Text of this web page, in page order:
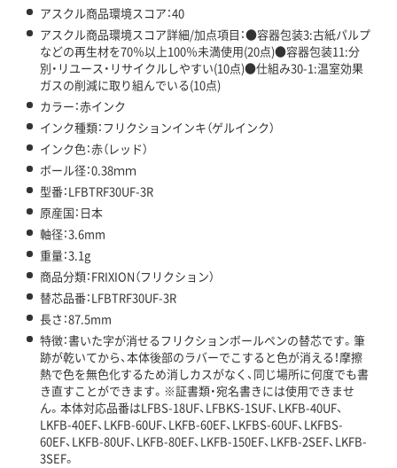
アスクル商品環境スコア：40
アスクル商品環境スコア詳細/加点項目：●容器包装3:古紙パルプ
などの再生材を70％以上100％未満使用(20点)●容器包装11:分
別・リユース・リサイクルしやすい(10点)●仕組み30-1:温室効果
ガスの削減に取り組んでいる(10点)
カラー：赤インク
インク種類：フリクションインキ（ゲルインク）
インク色：赤（レッド）
ボール径：0.38ｍｍ
型番：LFBTRF30UF-3R
原産国：日本
軸径：3.6mm
重量：3.1g
商品分類：FRIXION（フリクション）
替芯品番：LFBTRF30UF-3R
長さ：87.5mm
特徴：書いた字が消せるフリクションボールペンの替芯です。筆
跡が乾いてから、本体後部のラバーでこすると色が消える！摩擦
熱で色を無色化するため消しカスがなく、同じ場所に何度でも書
き直すことができます。※証書類・宛名書きには使用できませ
ん。本体対応品番はLFBS-18UF、LFBKS-1SUF、LKFB-40UF、
LKFB-40EF、LKFB-60UF、LKFB-60EF、LKFBS-60UF、LKFBS-
60EF、LKFB-80UF、LKFB-80EF、LKFB-150EF、LKFB-2SEF、LKFB-
3SEF。